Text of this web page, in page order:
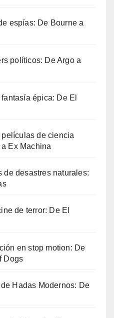
espías: De Bourne a
políticos: De Argo a
épica: De El
de ciencia
Ex Machina
de desastres naturales:
de terror: De El
en stop motion: De
Dogs
Hadas Modernos: De